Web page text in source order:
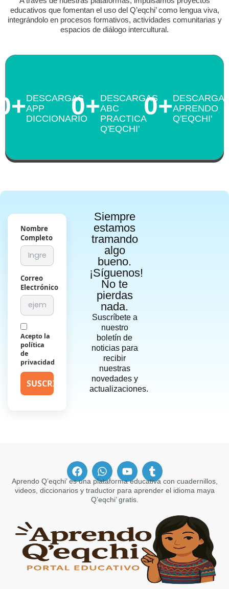
educativos que fomentan el uso del Q’eqchi’ como lengua viva,
integrándolo en procesos formativos, actividades comunitarias y
espacios de diálogo intercultural.
DESCARGAS
APP
DICCIONARIO
+
DESCARGAS
ABC
PRACTICA
Q'EQCHI'
0+
APRENDO
Q'EQCHI'
0+
Nombre
Completo
Correo
Electrónico
Acepto la
política
de
privacidad
Siempre
estamos
tramando
algo
bueno.
¡Síguenos!
No te
pierdas
nada.
Suscríbete a
nuestro
boletín de
noticias para
recibir
nuestras
novedades y
actualizaciones.
F
a
c
e
o
k
W
h
a
t
s
p
p
Y
o
u
t
u
e
T
u
m
b
Aprendo Q’eqchi’ es una plataforma educativa con cuadernillos,
videos, diccionarios y traductor para aprender el idioma maya
Q’eqchi’ gratis.